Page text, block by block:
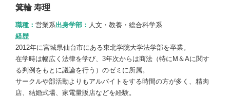
箕輪 寿理
職種： 営業系出身学部： 人文・教養・総合科学系
経歴
2012年に宮城県仙台市にある東北学院大学法学部を卒業。
在学時は幅広く法律を学び、3年次からは商法（特にM＆Aに関す
る判例をもとに議論を行う）のゼミに所属。
サークルや部活動よりもアルバイトをする時間の方が多く、精肉
店、結婚式場、家電量販店などを経験。